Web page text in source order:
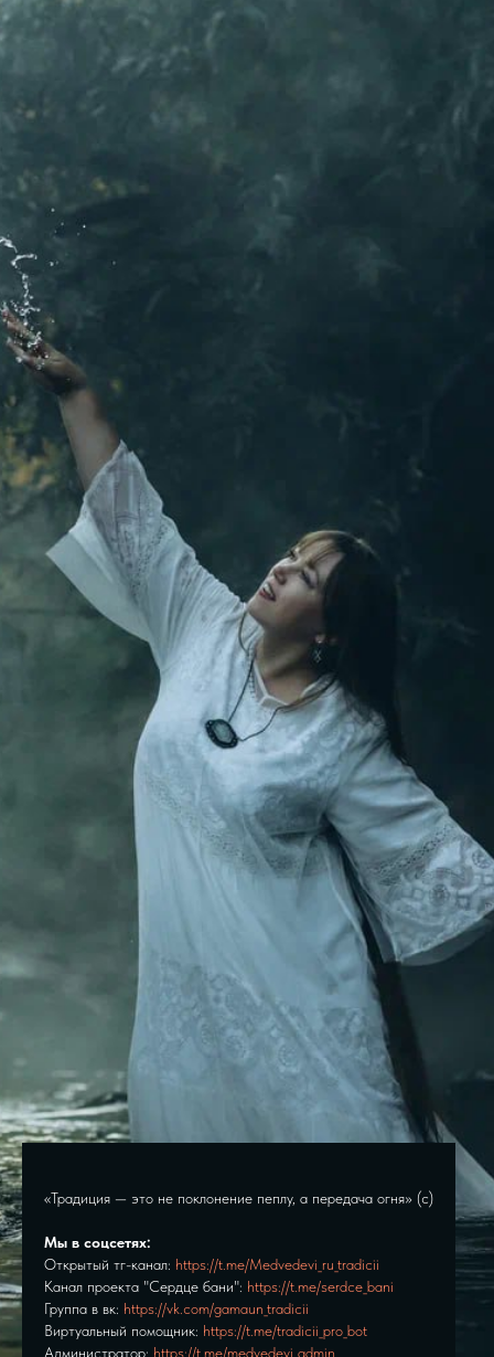
«Традиция — это не поклонение пеплу, а передача огня» (с)
Мы в соцсетях:
Открытый тг-канал: https://t.me/Medvedevi_ru_tradicii
Канал проекта "Сердце бани": https://t.me/serdce_bani
Группа в вк: https://vk.com/gamaun_tradicii
Виртуальный помощник: https://t.me/tradicii_pro_bot
Администратор: https://t.me/medvedevi_admin